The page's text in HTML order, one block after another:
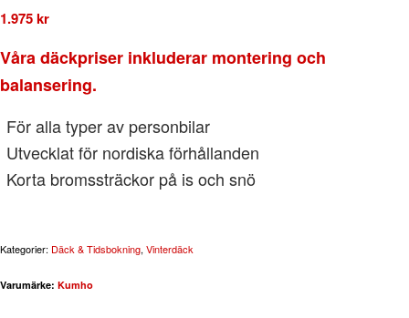
1.975kr
Våra däckpriser inkluderar montering och
balansering.
För alla typer av personbilar
Utvecklat för nordiska förhållanden
Korta bromssträckor på is och snö
Kategorier: Däck & Tidsbokning, Vinterdäck
Varumärke: Kumho